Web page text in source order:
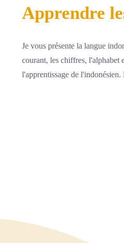
Apprendre
Je vous présente la langue
courant, les chiffres, l'alphabet
l'apprentissage de